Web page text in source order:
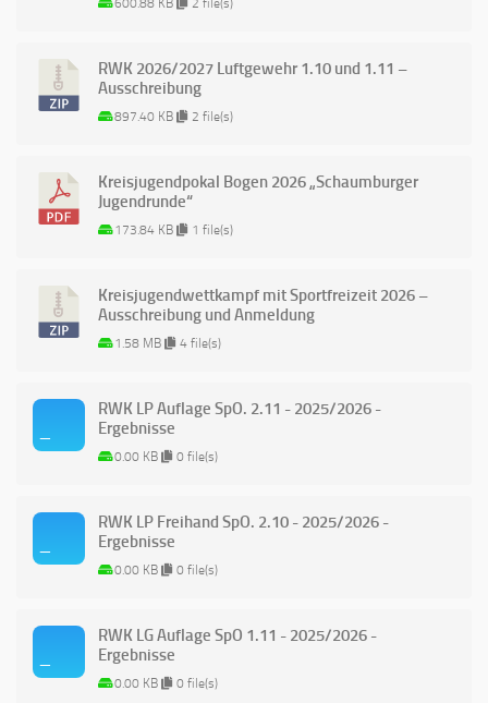
RWK 2026/2027 Luftgewehr 1.10 und 1.11 –
Ausschreibung
897.40 KB 2 file(s)
Kreisjugendpokal Bogen 2026 „Schaumburger
Jugendrunde“
173.84 KB 1 file(s)
Kreisjugendwettkampf mit Sportfreizeit 2026 –
Ausschreibung und Anmeldung
1.58 MB 4 file(s)
RWK LP Auflage SpO. 2.11 - 2025/2026 -
Ergebnisse
0.00 KB 0 file(s)
RWK LP Freihand SpO. 2.10 - 2025/2026 -
Ergebnisse
0.00 KB 0 file(s)
RWK LG Auflage SpO 1.11 - 2025/2026 -
Ergebnisse
0.00 KB 0 file(s)